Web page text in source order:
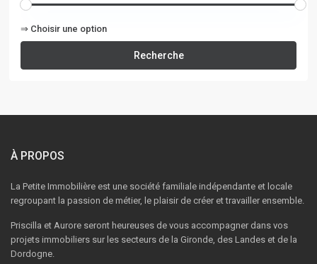
⇒ Choisir une option
Recherche
À PROPOS
La Petite Immobilière est une société familiale indépendante et locale
regroupant la passion de métier, le plaisir de créer et travailler ensemble.
Priscilla et Aurore seront heureuses de vous accompagner dans vos
projets immobiliers sur les secteurs de la Gironde, des Landes et de la
Dordogne.